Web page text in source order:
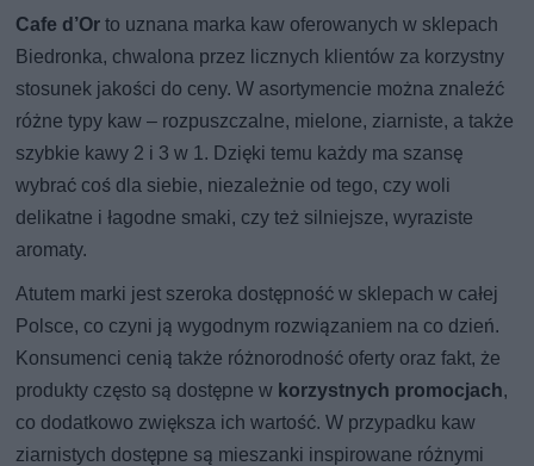
Cafe d’Or to uznana marka kaw oferowanych w sklepach
Biedronka, chwalona przez licznych klientów za korzystny
stosunek jakości do ceny. W asortymencie można znaleźć
różne typy kaw – rozpuszczalne, mielone, ziarniste, a także
szybkie kawy 2 i 3 w 1. Dzięki temu każdy ma szansę
wybrać coś dla siebie, niezależnie od tego, czy woli
delikatne i łagodne smaki, czy też silniejsze, wyraziste
aromaty.
Atutem marki jest szeroka dostępność w sklepach w całej
Polsce, co czyni ją wygodnym rozwiązaniem na co dzień.
Konsumenci cenią także różnorodność oferty oraz fakt, że
produkty często są dostępne w korzystnych promocjach,
co dodatkowo zwiększa ich wartość. W przypadku kaw
ziarnistych dostępne są mieszanki inspirowane różnymi